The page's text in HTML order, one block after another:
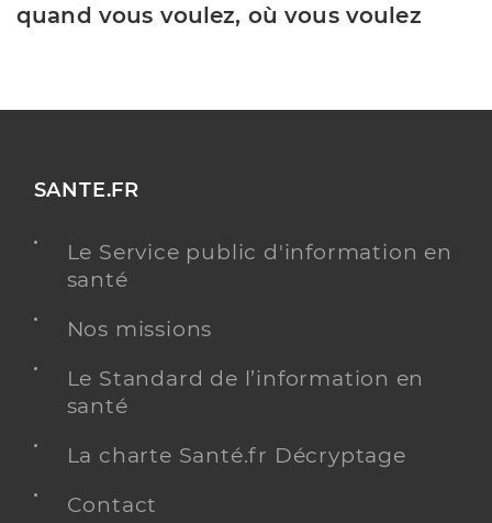
quand vous voulez, où vous voulez
SANTE.FR
Le Service public d'information en
santé
Nos missions
Le Standard de l’information en
santé
La charte Santé.fr Décryptage
Contact